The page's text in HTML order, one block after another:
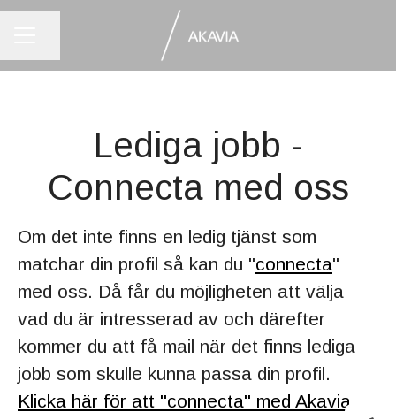
Lediga jobb -
Connecta med oss
Om det inte finns en ledig tjänst som
matchar din profil så kan du "connecta"
med oss. Då får du möjligheten att välja
vad du är intresserad av och därefter
kommer du att få mail när det finns lediga
jobb som skulle kunna passa din profil.
Klicka här för att "connecta" med Akavia.